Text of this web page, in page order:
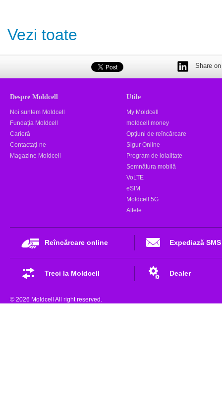
Vezi toate
Share
Despre Moldcell
Noi suntem Moldcell
Fundația Moldcell
Carieră
Contactaţi-ne
Magazine Moldcell
Utile
My Moldcell
moldcell money
Opțiuni de reîncărcare
Sigur Online
Program de loialitate
Semnătura mobilă
VoLTE
eSIM
Moldcell 5G
Altele
Reîncărcare online Expediază SMS
Treci la Moldcell Dealer
© 2026 Moldcell All right reserved.